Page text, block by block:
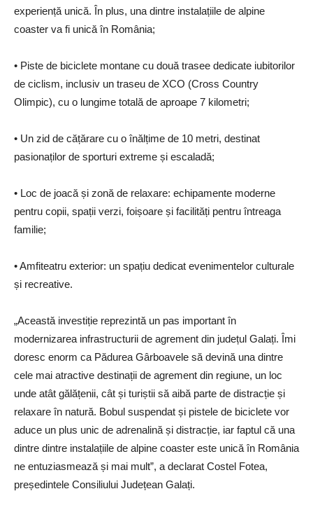
experiență unică. În plus, una dintre instalațiile de alpine
coaster va fi unică în România;
• Piste de biciclete montane cu două trasee dedicate iubitorilor
de ciclism, inclusiv un traseu de XCO (Cross Country
Olimpic), cu o lungime totală de aproape 7 kilometri;
• Un zid de cățărare cu o înălțime de 10 metri, destinat
pasionaților de sporturi extreme și escaladă;
• Loc de joacă și zonă de relaxare: echipamente moderne
pentru copii, spații verzi, foișoare și facilități pentru întreaga
familie;
• Amfiteatru exterior: un spațiu dedicat evenimentelor culturale
și recreative.
„Această investiție reprezintă un pas important în
modernizarea infrastructurii de agrement din județul Galați. Îmi
doresc enorm ca Pădurea Gârboavele să devină una dintre
cele mai atractive destinații de agrement din regiune, un loc
unde atât gălățenii, cât și turiștii să aibă parte de distracție și
relaxare în natură. Bobul suspendat și pistele de biciclete vor
aduce un plus unic de adrenalină și distracție, iar faptul că una
dintre dintre instalațiile de alpine coaster este unică în România
ne entuziasmează și mai mult”, a declarat Costel Fotea,
președintele Consiliului Județean Galați.